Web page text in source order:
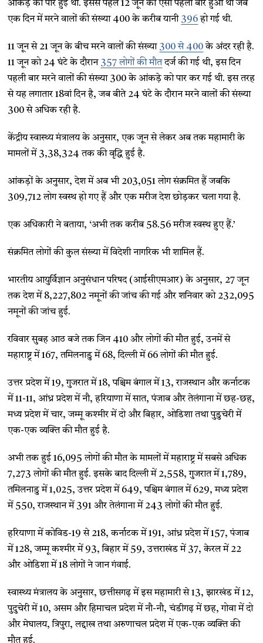
आंकड़े को पार हुई थी. इससे पहले 12 जून को ऐसा पहली बार हुआ था जब
एक दिन में मरने वालों की संख्या 400 के करीब यानी 396हो गई थी.
11 जून से 21 जून के बीच मरने वालों की संख्या 300 से 400के अंदर रही है.
11 जून को 24 घंटे के दौरान 357 लोगों की मौतदर्ज की गई थी, इस दिन
पहली बार मरने वालों की संख्या 300 के आंकड़े को पार कर गई थी. इस तरह
से यह लगातार 18वां दिन है, जब बीते 24 घंटे के दौरान मरने वालों की संख्या
300 से अधिक रही है.
केंद्रीय स्वास्थ्य मंत्रालय के अनुसार, एक जून से लेकर अब तक महामारी के
मामलों में 3,38,324 तक की वृद्धि हुई है.
आंकड़ों के अनुसार, देश में अब भी 203,051 लोग संक्रमित हैं जबकि
309,712 लोग स्वस्थ हो गए हैं और एक मरीज देश छोड़कर चला गया है.
एक अधिकारी ने बताया, ‘अभी तक करीब 58.56 मरीज स्वस्थ हुए हैं.’
संक्रमित लोगों की कुल संख्या में विदेशी नागरिक भी शामिल हैं.
भारतीय आयुर्विज्ञान अनुसंधान परिषद (आईसीएमआर) के अनुसार, 27 जून
तक देश में 8,227,802 नमूनों की जांच की गई और शनिवार को 232,095
नमूनों की जांच हुई.
रविवार सुबह आठ बजे तक जिन 410 और लोगों की मौत हुई, उनमें से
महाराष्ट्र में 167, तमिलनाडु में 68, दिल्ली में 66 लोगों की मौत हुई.
उत्तर प्रदेश में 19, गुजरात में 18, पश्चिम बंगाल में 13, राजस्थान और कर्नाटक
में 11-11, आंध्र प्रदेश में नौ, हरियाणा में सात, पंजाब और तेलंगाना में छह-छह,
मध्य प्रदेश में चार, जम्मू कश्मीर में दो और बिहार, ओडिशा तथा पुडुचेरी में
एक-एक व्यक्ति की मौत हुई है.
अभी तक हुई 16,095 लोगों की मौत के मामलों में महाराष्ट्र में सबसे अधिक
7,273 लोगों की मौत हुई. इसके बाद दिल्ली में 2,558, गुजरात में 1,789,
तमिलनाडु में 1,025, उत्तर प्रदेश में 649, पश्चिम बंगाल में 629, मध्य प्रदेश
में 550, राजस्थान में 391 और तेलंगाना में 243 लोगों की मौत हुई.
हरियाणा में कोविड-19 से 218, कर्नाटक में 191, आंध्र प्रदेश में 157, पंजाब
में 128, जम्मू कश्मीर में 93, बिहार में 59, उत्तराखंड में 37, केरल में 22
और ओडिशा में 18 लोगों ने जान गंवाई.
स्वास्थ्य मंत्रालय के अनुसार, छत्तीसगढ़ में इस महामारी से 13, झारखंड में 12,
पुदुचेरी में 10, असम और हिमाचल प्रदेश में नौ-नौ, चंडीगढ़ में छह, गोवा में दो
और मेघालय, त्रिपुरा, लद्दाख तथा अरुणाचल प्रदेश में एक-एक व्यक्ति की
मौत हुई.